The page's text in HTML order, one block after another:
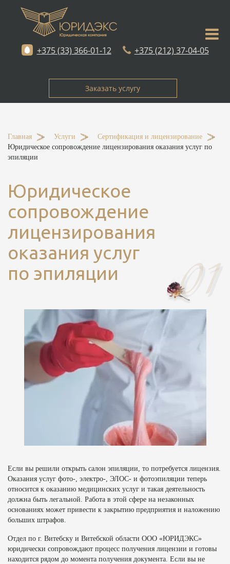
+375 (33) 366-01-12 +375 (212) 37-04-05
Заказать услугу
Главная - Услуги - Сертификация и лицензирование
-
Юридическое сопровождение лицензирования оказания услуг по
эпиляции
Юридическое
сопровождение
лицензирования
оказания услуг
по эпиляции
Если вы решили открыть салон эпиляции, то потребуется лицензия.
Оказания услуг фото-, электро-, ЭЛОС- и фотоэпиляции теперь
относится к оказанию медицинских услуг и такая деятельность
должна быть легальной. Работа в этой сфере на незаконных
основаниях может привести к закрытию предприятия и наложению
больших штрафов.
Отдел по г. Витебску и Витебской области ООО «ЮРИДЭКС»
юридически сопровождают процесс получения лицензии и готовы
находится рядом до момента получения документа. Если вы не